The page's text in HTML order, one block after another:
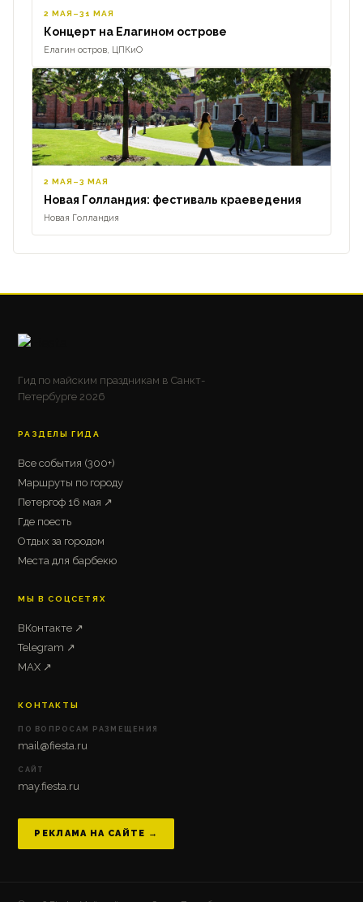
2 МАЯ–31 МАЯ
Концерт на Елагином острове
Елагин остров, ЦПКиО
2 МАЯ–3 МАЯ
Новая Голландия: фестиваль краеведения
Новая Голландия
Гид по майским праздникам в Санкт-
Петербурге 2026
РАЗДЕЛЫ ГИДА
Все события (300+)
Маршруты по городу
Петергоф 16 мая ↗
Где поесть
Отдых за городом
Места для барбекю
МЫ В СОЦСЕТЯХ
ВКонтакте ↗
Telegram ↗
MAX ↗
КОНТАКТЫ
ПО ВОПРОСАМ РАЗМЕЩЕНИЯ
mail@fiesta.ru
САЙТ
may.fiesta.ru
РЕКЛАМА НА САЙТЕ →